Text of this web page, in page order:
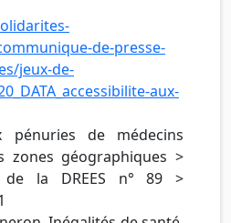
de-presse-
jeux-de-
aux-
pénuries de médecins
zones géographiques >
de la DREES n° 89 >